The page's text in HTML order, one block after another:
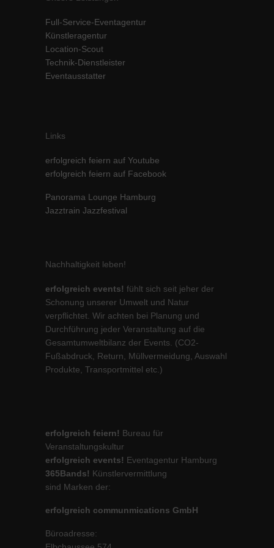
Full-Service-Eventagentur
Künstleragentur
Location-Scout
Technik-Dienstleister
Eventausstatter
Links
erfolgreich feiern auf Youtube
erfolgreich feiern auf Facebook
Panorama Lounge Hamburg
Jazztrain Jazzfestival
Nachhaltigkeit leben!
erfolgreich events! fühlt sich seit jeher der
Schonung unserer Umwelt und Natur
verpflichtet. Wir achten bei Planung und
Durchführung jeder Veranstaltung auf die
Gesamtumweltbilanz der Events. (CO2-
Fußabdruck, Return, Müllvermeidung, Auswahl
Produkte, Transportmittel etc.)
erfolgreich feiern! Bureau für
Veranstaltungskultur
erfolgreich events! Eventagentur Hamburg
365Bands! Künstlervermittlung
sind Marken der:
erfolgreich communmications GmbH
Büroadresse:
standardmäßig blockiert. Wenn Cookies von externen Medien akzeptiert
werden, bedarf der Zugriff auf diese Inhalte keiner manuellen Einwilligung
Cookie-Informationen anzeigen
powered by Borlabs Cookie